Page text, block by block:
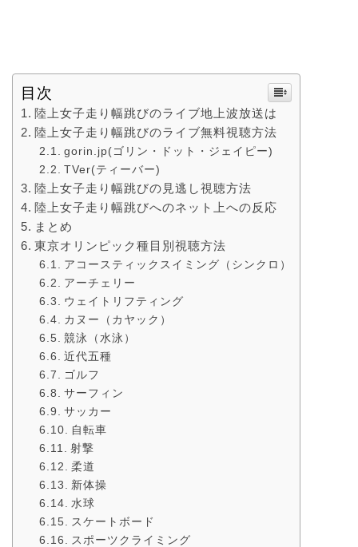
目次
陸上女子走り幅跳びのライブ地上波放送は
陸上女子走り幅跳びのライブ無料視聴方法
gorin.jp(ゴリン・ドット・ジェイピー)
TVer(ティーバー)
陸上女子走り幅跳びの見逃し視聴方法
陸上女子走り幅跳びへのネット上への反応
まとめ
東京オリンピック種目別視聴方法
アコースティックスイミング（シンクロ）
アーチェリー
ウェイトリフティング
カヌー（カヤック）
競泳（水泳）
近代五種
ゴルフ
サーフィン
サッカー
自転車
射撃
柔道
新体操
水球
スケートボード
スポーツクライミング